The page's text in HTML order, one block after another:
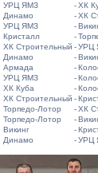
УРЦ ЯМЗ -ХК
Динамо -ХК
УРЦ ЯМЗ -
Кристалл -
ХК Строительный -УРЦ
Динамо -
Армада -
УРЦ ЯМЗ -
ХК Куба -
ХК Строительный -
Торпедо-Лотор -ХК
Торпедо-Лотор -
Викинг -
Динамо -УРЦ